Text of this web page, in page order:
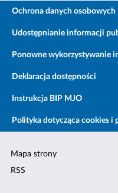
Ochrona danych osobowych
Udostępnianie informacji
Ponowne wykorzystywanie
Deklaracja dostępności
Instrukcja BIP MJO
Polityka dotycząca cookies
Mapa strony
RSS